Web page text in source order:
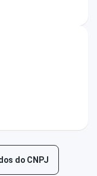
do CNPJ